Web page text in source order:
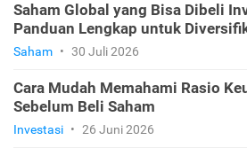
Saham Global yang Bisa Dibeli
Panduan Lengkap untuk
Saham • 30 Juli 2026
Cara Mudah Memahami Rasio
Sebelum Beli Saham
Investasi • 26 Juni 2026